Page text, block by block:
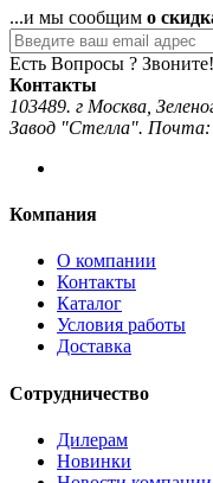
...и мы сообщим о
Есть Вопросы ? Звоните!
Контакты
103489. г Москва,
Завод "Стелла". Почта:
Компания
О компании
Контакты
Каталог
Условия работы
Доставка
Сотрудничество
Дилерам
Новинки